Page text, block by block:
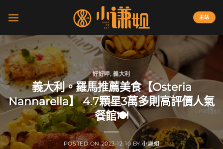
主站
好好呷,義大利
義大利。羅馬推薦美食【Osteria
Nannarella】 4.7顆星3萬多則高評價人氣
餐館🍽️
POSTED ON2023-12-10 BY小謙姐